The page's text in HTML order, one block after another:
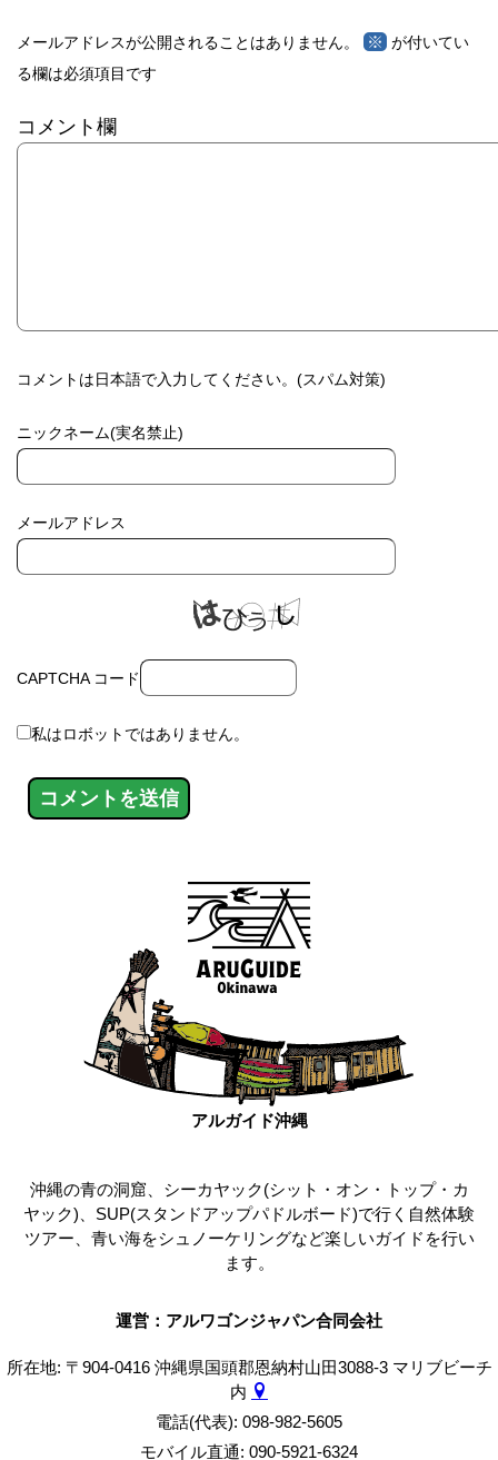
メールアドレスが公開されることはありません。 ※ が付いてい
る欄は必須項目です
コメント欄
コメントは日本語で入力してください。(スパム対策)
ニックネーム(実名禁止)
メールアドレス
CAPTCHA コード
私はロボットではありません。
アルガイド沖縄
沖縄の青の洞窟、シーカヤック(シット・オン・トップ・カ
ヤック)、SUP(スタンドアップパドルボード)で行く自然体験
ツアー、青い海をシュノーケリングなど楽しいガイドを行い
ます。
運営：アルワゴンジャパン合同会社
所在地: 〒904-0416 沖縄県国頭郡恩納村山田3088-3 マリブビーチ
内
電話(代表): 098-982-5605
モバイル直通: 090-5921-6324